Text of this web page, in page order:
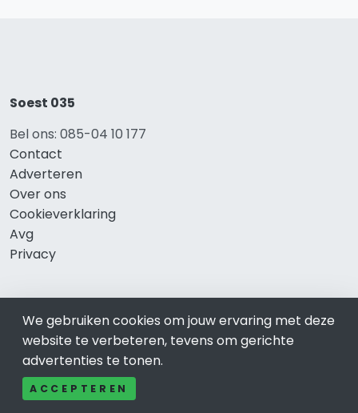
Soest 035
Bel ons: 085-04 10 177
Contact
Adverteren
Over ons
Cookieverklaring
Avg
Privacy
Direct naar
Rijscholen Soest
Fietswinkels Soest
Taxi Soest
We gebruiken cookies om jouw ervaring met deze
website te verbeteren, tevens om gerichte
advertenties te tonen.
ACCEPTEREN